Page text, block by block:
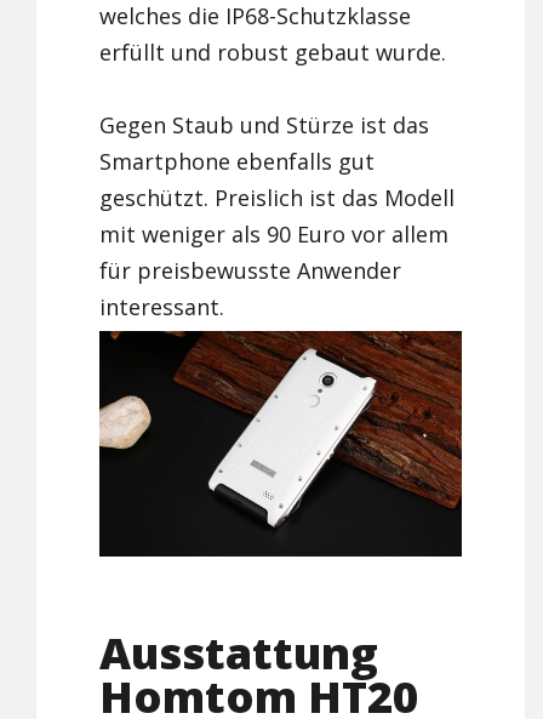
welches die IP68-Schutzklasse
erfüllt und robust gebaut wurde.
Gegen Staub und Stürze ist das
Smartphone ebenfalls gut
geschützt. Preislich ist das Modell
mit weniger als 90 Euro vor allem
für preisbewusste Anwender
interessant.
Ausstattung
Homtom HT20